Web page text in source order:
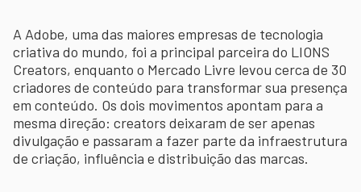
A Adobe, uma das maiores empresas de tecnologia
criativa do mundo, foi a principal parceira do LIONS
Creators, enquanto o Mercado Livre levou cerca de 30
criadores de conteúdo para transformar sua presença
em conteúdo. Os dois movimentos apontam para a
mesma direção: creators deixaram de ser apenas
divulgação e passaram a fazer parte da infraestrutura
de criação, influência e distribuição das marcas.